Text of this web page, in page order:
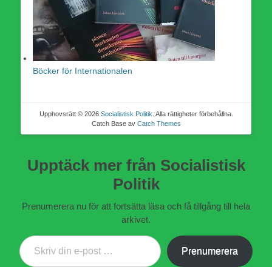
Böcker för Internationalen
Upphovsrätt © 2026 Socialistisk Politik . Alla rättigheter förbehållna.
Catch Base av Catch Themes
Upptäck mer från Socialistisk
Politik
Prenumerera nu för att fortsätta läsa och få tillgång till hela
arkivet.
Prenumerera